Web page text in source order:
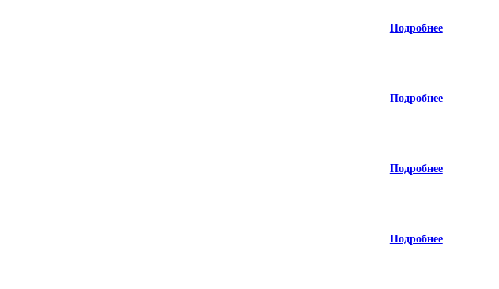
Подробнее
Подробнее
Подробнее
Подробнее